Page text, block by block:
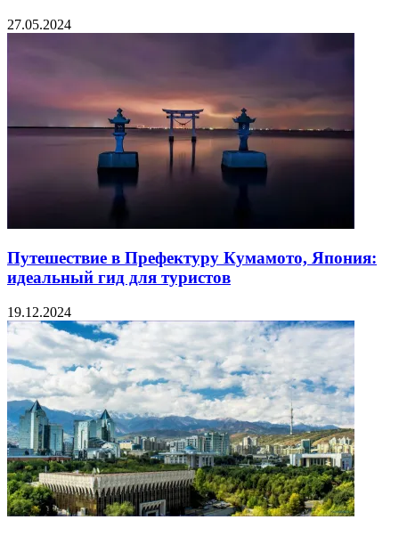
27.05.2024
Путешествие в Префектуру Кумамото, Япония:
идеальный гид для туристов
19.12.2024